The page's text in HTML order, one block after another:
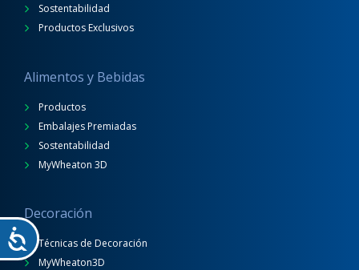
Sostentabilidad
Productos Exclusivos
Alimentos y Bebidas
Productos
Embalajes Premiadas
Sostentabilidad
MyWheaton 3D
Decoración
Técnicas de Decoración
MyWheaton3D